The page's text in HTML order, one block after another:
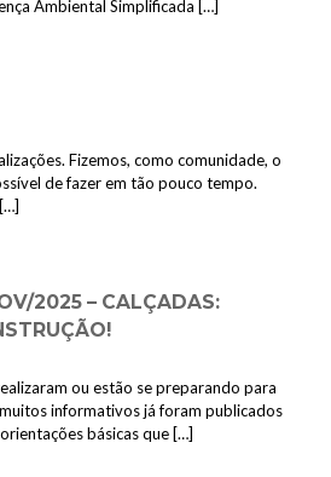
Ambiental Simplificada […]
Fizemos, como comunidade, o
de fazer em tão pouco tempo.
[…]
2025 – CALÇADAS:
ou estão se preparando para
informativos já foram publicados
básicas que[…]